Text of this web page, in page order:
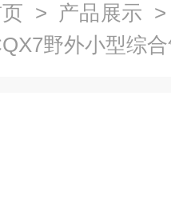
> 产品展示
野外小型综